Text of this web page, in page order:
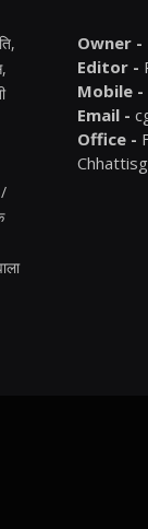
/
Owner -
Editor -
Mobile -
Email -
Office -